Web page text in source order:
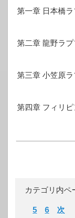
第一章 日本橋ラ
第二章 龍野ラプ
第三章 小笠原ラ
第四章 フィリ
カテゴリ内
5 6 次